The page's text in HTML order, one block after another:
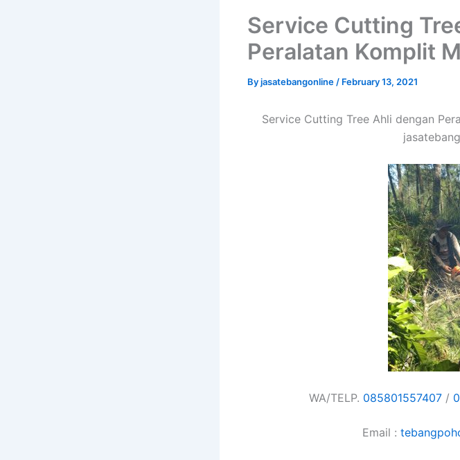
Service Cutting
Peralatan Komplit
Byjasatebangonline / February 13, 2021
Service Cutting Tree Ahli dengan
WA/TELP. 085801557407 /
Email :